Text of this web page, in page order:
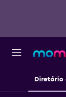
Diretório